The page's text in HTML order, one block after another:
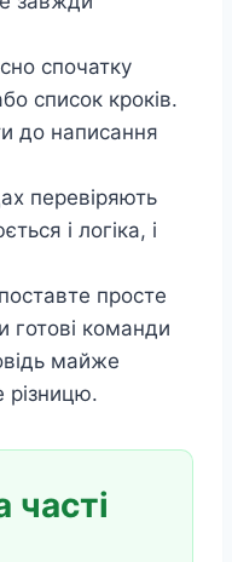
спочатку
список кроків.
до написання
перевіряють
і логіка, і
просте
готові команди
майже
різницю.
часті